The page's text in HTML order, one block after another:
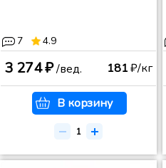
7 4.9
3 274 ₽/вед. 181₽/кг
В корзину